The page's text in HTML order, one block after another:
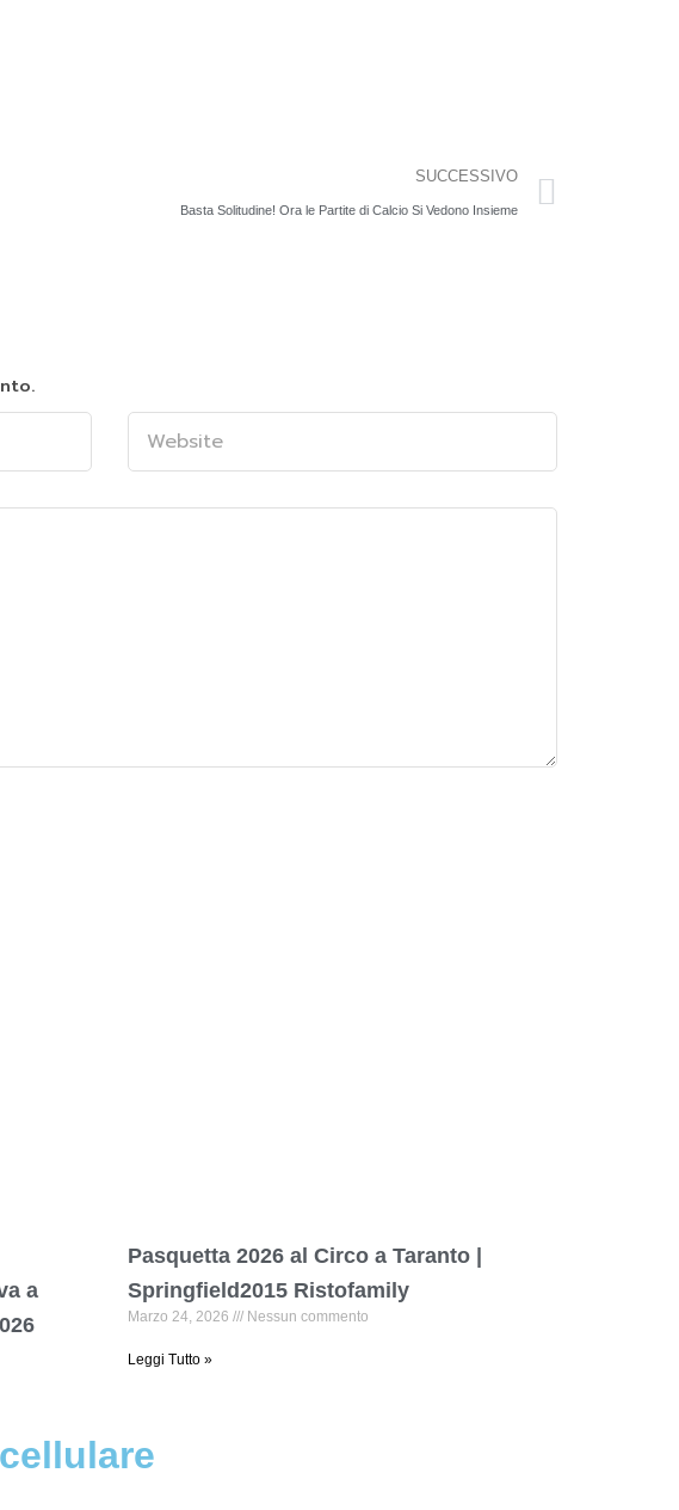
SUCCESSIVO
Basta Solitudine! Ora le Partite di Calcio Si Vedono Insieme
a
Pasquetta 2026 al Circo a Taranto |
Springfield2015 Ristofamily
Marzo 24, 2026 Nessun commento
Leggi Tutto »